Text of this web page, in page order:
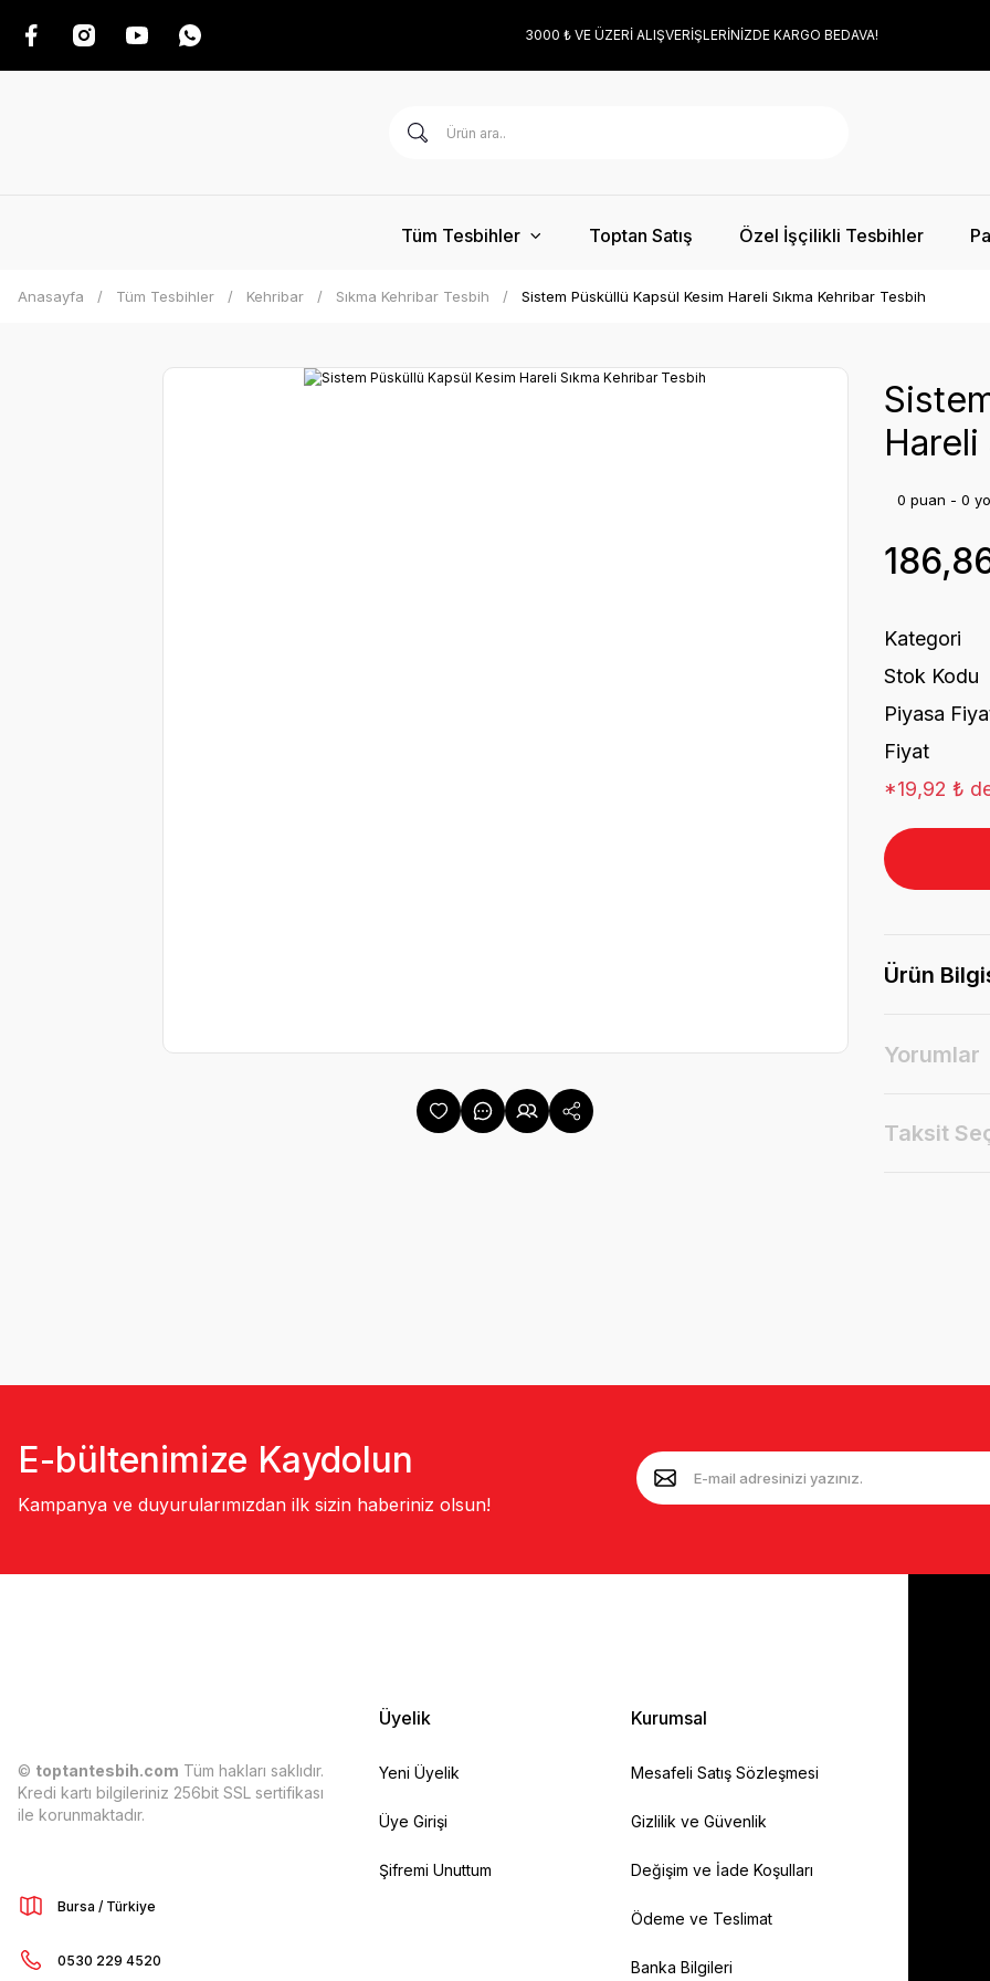
3000 ₺ VE ÜZERİ ALIŞVERİŞLERİNİZDE KARGO BEDAVA!
Tüm Tesbihler Toptan Satış Özel İşçilikli Tesbihler
Anasayfa Tüm Tesbihler Kehribar Sıkma Kehribar Tesbih Sistem Püsküllü Kapsül Kesim Hareli Sıkma Kehribar Tesbih
Hareli
0 puan - 0
Kategori
Stok Kodu
Piyasa
Fiyat
*19,92 ₺
Ürün
Yorumlar
Taksit
E-bültenimize Kaydolun
Kampanya ve duyurularımızdan ilk sizin haberiniz olsun!
© toptantesbih.com Tüm hakları saklıdır.
Kredi kartı bilgileriniz 256bit SSL sertifikası
ile korunmaktadır.
Bursa / Türkiye
0530 229 4520
Üyelik
Yeni Üyelik
Üye Girişi
Şifremi Unuttum
Kurumsal
Mesafeli Satış Sözleşmesi
Gizlilik ve Güvenlik
Değişim ve İade Koşulları
Ödeme ve Teslimat
Banka Bilgileri